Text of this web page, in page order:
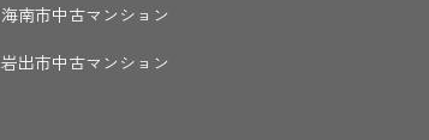
海南市中古マンション
岩出市中古マンション